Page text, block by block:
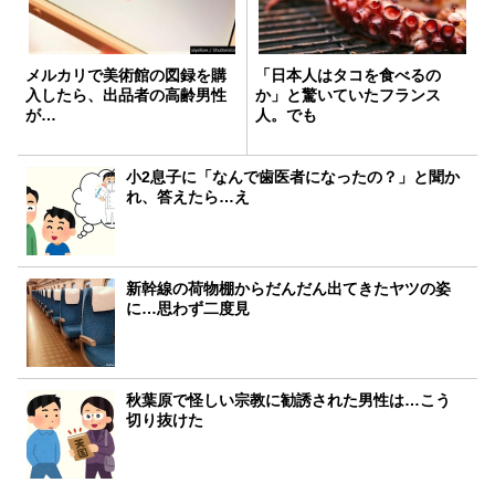
メルカリで美術館の図録を購
入したら、出品者の高齢男性
が…
「日本人はタコを食べるの
か」と驚いていたフランス
人。でも
小2息子に「なんで歯医者になったの？」と聞か
れ、答えたら…え
新幹線の荷物棚からだんだん出てきたヤツの姿
に…思わず二度見
秋葉原で怪しい宗教に勧誘された男性は…こう
切り抜けた